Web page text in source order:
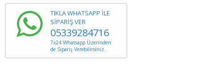
TIKLA WHATSAPP İLE
SİPARİŞ VER
05339284716
7x24 Whatsapp Üzerinden
de Sipariş Verebilirsiniz.